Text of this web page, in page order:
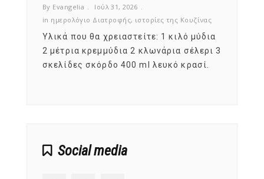
By Evangelia
Ιούλ 31, 2026
in ημερολόγιο Διατροφής, ιστορίες της Κουζίνας
Υλικά που θα χρειαστείτε: 1 κιλό μύδια
2 μέτρια κρεμμύδια 2 κλωνάρια σέλερι 3
σκελίδες σκόρδο 400 ml λευκό κρασί.
Social media